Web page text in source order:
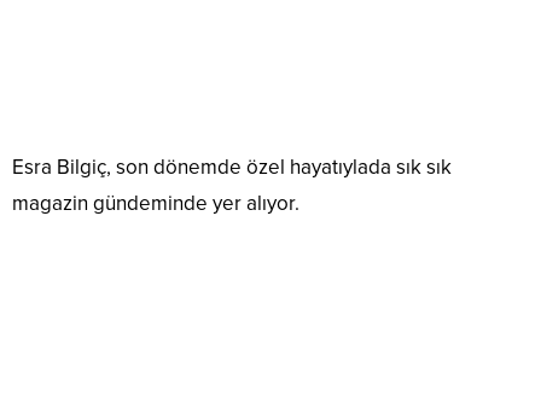
Esra Bilgiç, son dönemde özel hayatıylada sık sık
magazin gündeminde yer alıyor.